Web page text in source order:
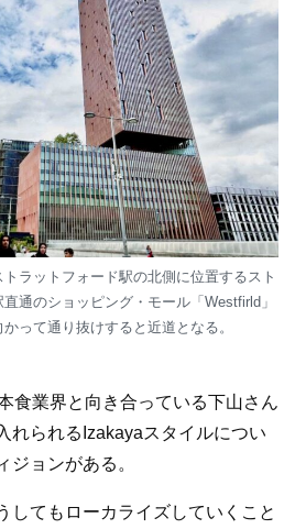
ラットフォード駅の北側に位置するスト
通のショッピング・モール「Westfirld」
って通り抜けすると近道となる。
食業界と向き合っている下山さん
れられるIzakayaスタイルについ
ジョンがある。
してもローカライズしていくこと